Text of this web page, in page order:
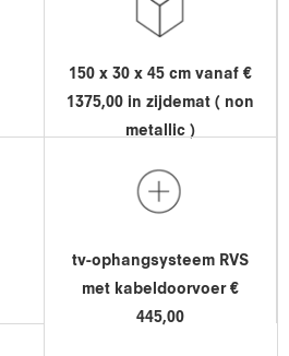
150 x 30 x 45 cm vanaf €
1375,00 in zijdemat ( non
metallic )
tv-ophangsysteem RVS
met kabeldoorvoer €
445,00